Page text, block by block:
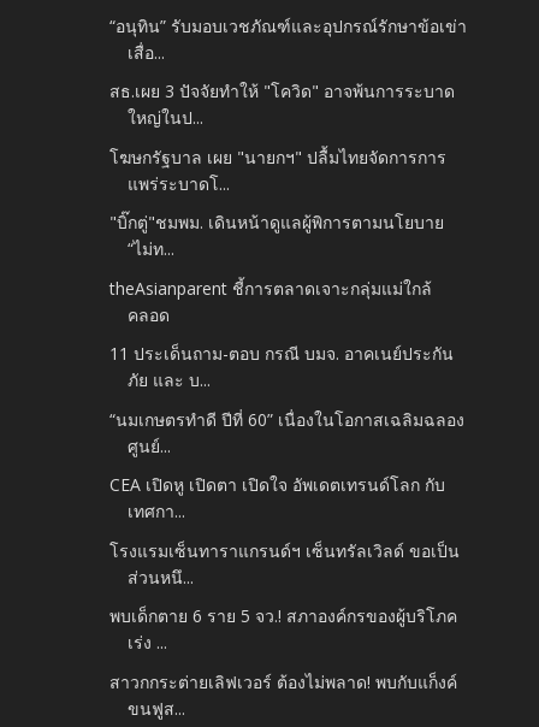
“อนุทิน” รับมอบเวชภัณฑ์และอุปกรณ์รักษาข้อเข่า
เสื่อ...
สธ.เผย 3 ปัจจัยทำให้ "โควิด" อาจพ้นการระบาด
ใหญ่ในป...
โฆษกรัฐบาล เผย "นายกฯ" ปลื้มไทยจัดการการ
แพร่ระบาดโ...
"บิ๊กตู่"ชมพม. เดินหน้าดูแลผู้พิการตามนโยบาย
“ไม่ท...
theAsianparent ชี้การตลาดเจาะกลุ่มแม่ใกล้
คลอด
11 ประเด็นถาม-ตอบ กรณี บมจ. อาคเนย์ประกัน
ภัย และ บ...
“นมเกษตรทำดี ปีที่ 60” เนื่องในโอกาสเฉลิมฉลอง
ศูนย์...
CEA เปิดหู เปิดตา เปิดใจ อัพเดตเทรนด์โลก กับ
เทศกา...
โรงแรมเซ็นทาราแกรนด์ฯ เซ็นทรัลเวิลด์ ขอเป็น
ส่วนหนึ...
พบเด็กตาย 6 ราย 5 จว.! สภาองค์กรของผู้บริโภค
เร่ง ...
สาวกกระต่ายเลิฟเวอร์ ต้องไม่พลาด! พบกับแก็งค์
ขนฟูส...